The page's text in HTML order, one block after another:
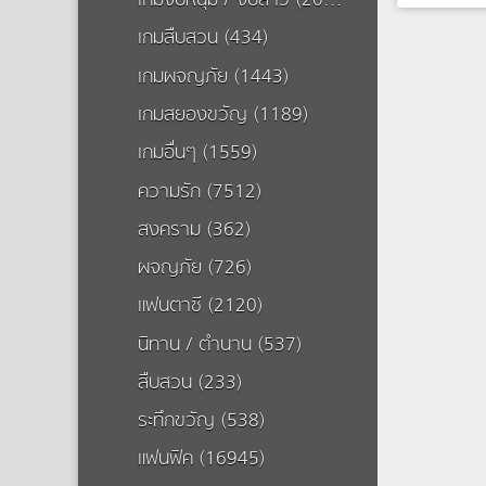
เกมสืบสวน (434)
เกมผจญภัย (1443)
เกมสยองขวัญ (1189)
เกมอื่นๆ (1559)
ความรัก (7512)
สงคราม (362)
ผจญภัย (726)
แฟนตาซี (2120)
นิทาน / ตำนาน (537)
สืบสวน (233)
ระทึกขวัญ (538)
แฟนฟิค (16945)